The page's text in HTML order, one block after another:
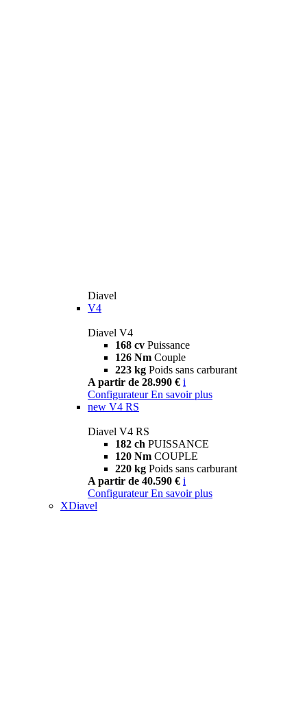
Diavel
V4
Diavel V4
168 cv Puissance
126 Nm Couple
223 kg Poids sans carburant
A partir de 28.990 € i
Configurateur En savoir plus
new V4 RS
Diavel V4 RS
182 ch PUISSANCE
120 Nm COUPLE
220 kg Poids sans carburant
A partir de 40.590 € i
Configurateur En savoir plus
XDiavel